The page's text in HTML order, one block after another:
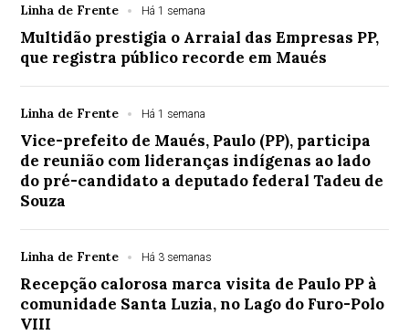
Linha de Frente Há 1 semana
Multidão prestigia o Arraial das Empresas PP,
que registra público recorde em Maués
Linha de Frente Há 1 semana
Vice-prefeito de Maués, Paulo (PP), participa
de reunião com lideranças indígenas ao lado
do pré-candidato a deputado federal Tadeu de
Souza
Linha de Frente Há 3 semanas
Recepção calorosa marca visita de Paulo PP à
comunidade Santa Luzia, no Lago do Furo-Polo
VIII